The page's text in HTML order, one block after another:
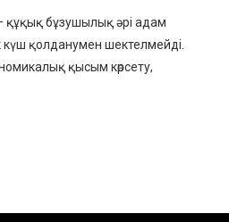
бұзушылық әрі адам
күш қолданумен шектелмейді.
қысым көрсету,